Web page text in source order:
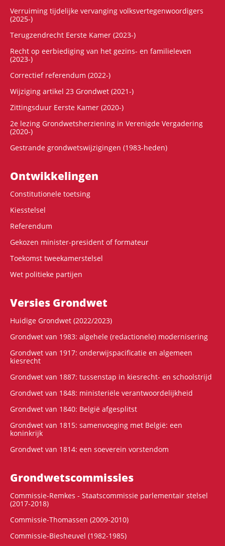
Verruiming tijdelijke vervanging volksvertegenwoordigers
(2025-)
Terugzendrecht Eerste Kamer (2023-)
Recht op eerbiediging van het gezins- en familieleven
(2023-)
Correctief referendum (2022-)
Wijziging artikel 23 Grondwet (2021-)
Zittingsduur Eerste Kamer (2020-)
2e lezing Grondwetsherziening in Verenigde Vergadering
(2020-)
Gestrande grondwetswijzigingen (1983-heden)
Ontwikke­lingen
Constitutionele toetsing
Kiesstelsel
Referendum
Gekozen minister-president of formateur
Toekomst tweekamerstelsel
Wet politieke partijen
Versies Grondwet
Huidige Grondwet (2022/2023)
Grondwet van 1983: algehele (redactionele) modernisering
Grondwet van 1917: onderwijspacificatie en algemeen
kiesrecht
Grondwet van 1887: tussenstap in kiesrecht- en schoolstrijd
Grondwet van 1848: ministeriële verantwoordelijkheid
Grondwet van 1840: België afgesplitst
Grondwet van 1815: samenvoeging met België: een
koninkrijk
Grondwet van 1814: een soeverein vorstendom
Grondwets­commissies
Commissie-Remkes - Staatscommissie parlementair stelsel
(2017-2018)
Commissie-Thomassen (2009-2010)
Commissie-Biesheuvel (1982-1985)